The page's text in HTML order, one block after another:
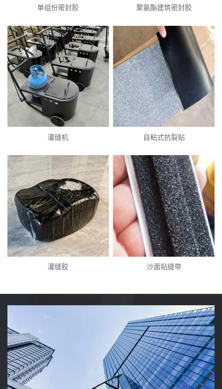
单组份密封胶 聚氨酯建筑密封胶
灌缝机 自粘式抗裂贴
灌缝胶 沙面贴缝带